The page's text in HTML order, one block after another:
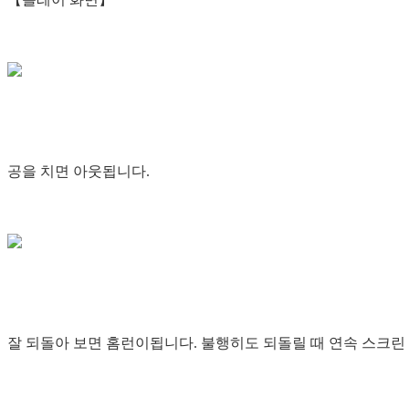
공을 치면 아웃됩니다.
잘 되돌아 보면 홈런이됩니다. 불행히도 되돌릴 때 연속 스크